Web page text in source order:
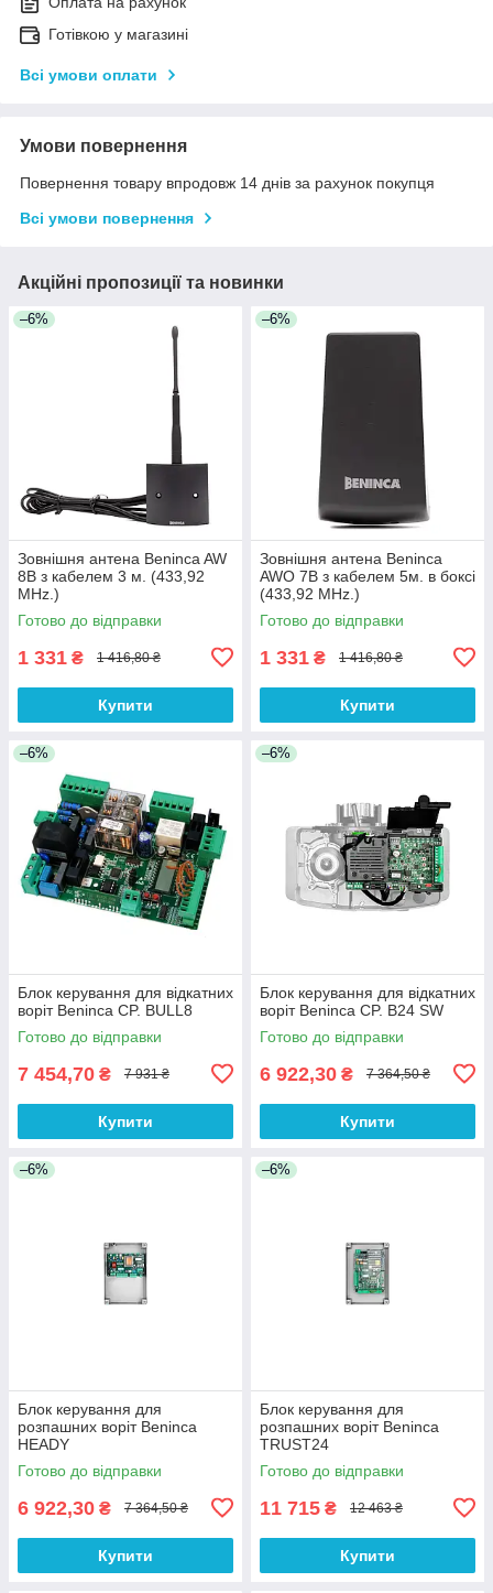
Готівкою у магазині
Всі умови оплати
Умови повернення
Повернення товару впродовж 14 днів за рахунок покупця
Всі умови повернення
Акційні пропозиції та новинки
–6%
Зовнішня антена Beninca AW
8B з кабелем 3 м. (433,92
MHz.)
Готово до відправки
1 331 ₴ 1 416,80 ₴
Купити
–6%
Зовнішня антена Beninca
AWO 7B з кабелем 5м. в боксі
(433,92 MHz.)
Готово до відправки
1 331 ₴ 1 416,80 ₴
Купити
–6%
Блок керування для відкатних
воріт Beninca CP. BULL8
Готово до відправки
7 454,70 ₴ 7 931 ₴
Купити
–6%
Блок керування для відкатних
воріт Beninca CP. B24 SW
Готово до відправки
6 922,30 ₴ 7 364,50 ₴
Купити
–6%
Блок керування для
розпашних воріт Beninca
HEADY
Готово до відправки
6 922,30 ₴ 7 364,50 ₴
Купити
–6%
Блок керування для
розпашних воріт Beninca
TRUST24
Готово до відправки
11 715 ₴ 12 463 ₴
Купити